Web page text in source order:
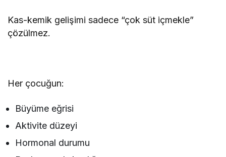
Kas-kemik gelişimi sadece “çok süt içmekle”
çözülmez.
Her çocuğun:
Büyüme eğrisi
Aktivite düzeyi
Hormonal durumu